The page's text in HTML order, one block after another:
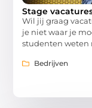
Stage
Wil jij graag
je niet waar je
studenten weten
Bedrijven